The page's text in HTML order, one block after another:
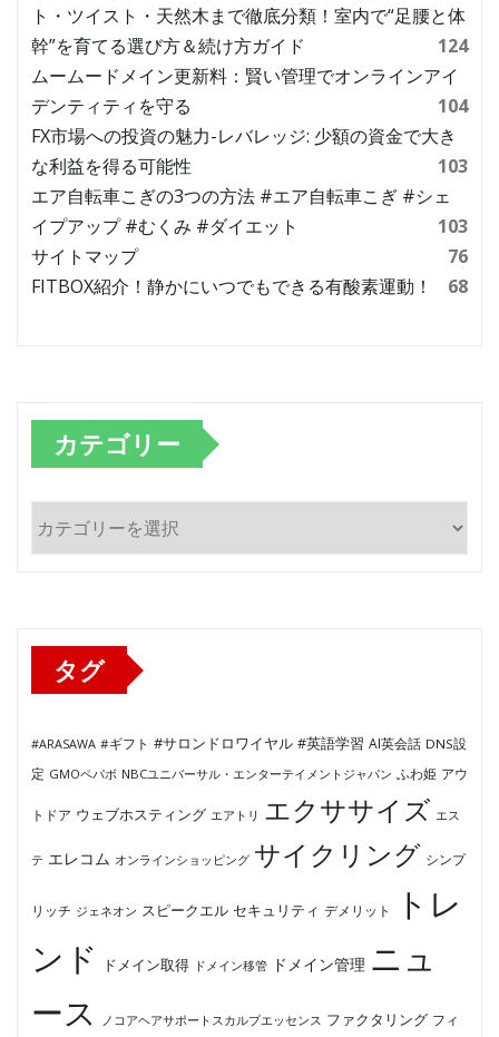
ト・ツイスト・天然木まで徹底分類！室内で“足腰と体
幹”を育てる選び方＆続け方ガイド
124
ムームードメイン更新料：賢い管理でオンラインアイ
デンティティを守る
104
FX市場への投資の魅力-レバレッジ: 少額の資金で大き
な利益を得る可能性
103
エア自転車こぎの3つの方法 #エア自転車こぎ #シェ
イプアップ #むくみ #ダイエット
103
サイトマップ
76
FITBOX紹介！静かにいつでもできる有酸素運動！
68
カテゴリー
テ
タグ
#ARASAWA #ギフト #サロンドロワイヤル #英語学習 AI英会話 DNS設
定 GMOペパボ NBCユニバーサル・エンターテイメントジャパン ふわ姫 アウ
トドア ウェブホスティング エアトリ エクササイズ エス
テ エレコム オンラインショッピング サイクリング シンプ
リッチ ジェネオン スピークエル セキュリティ デメリット
トレ
ンド
ドメイン取得 ドメイン移管 ドメイン管理 ニュ
ース
ノコアヘアサポートスカルプエッセンス ファクタリング フィ